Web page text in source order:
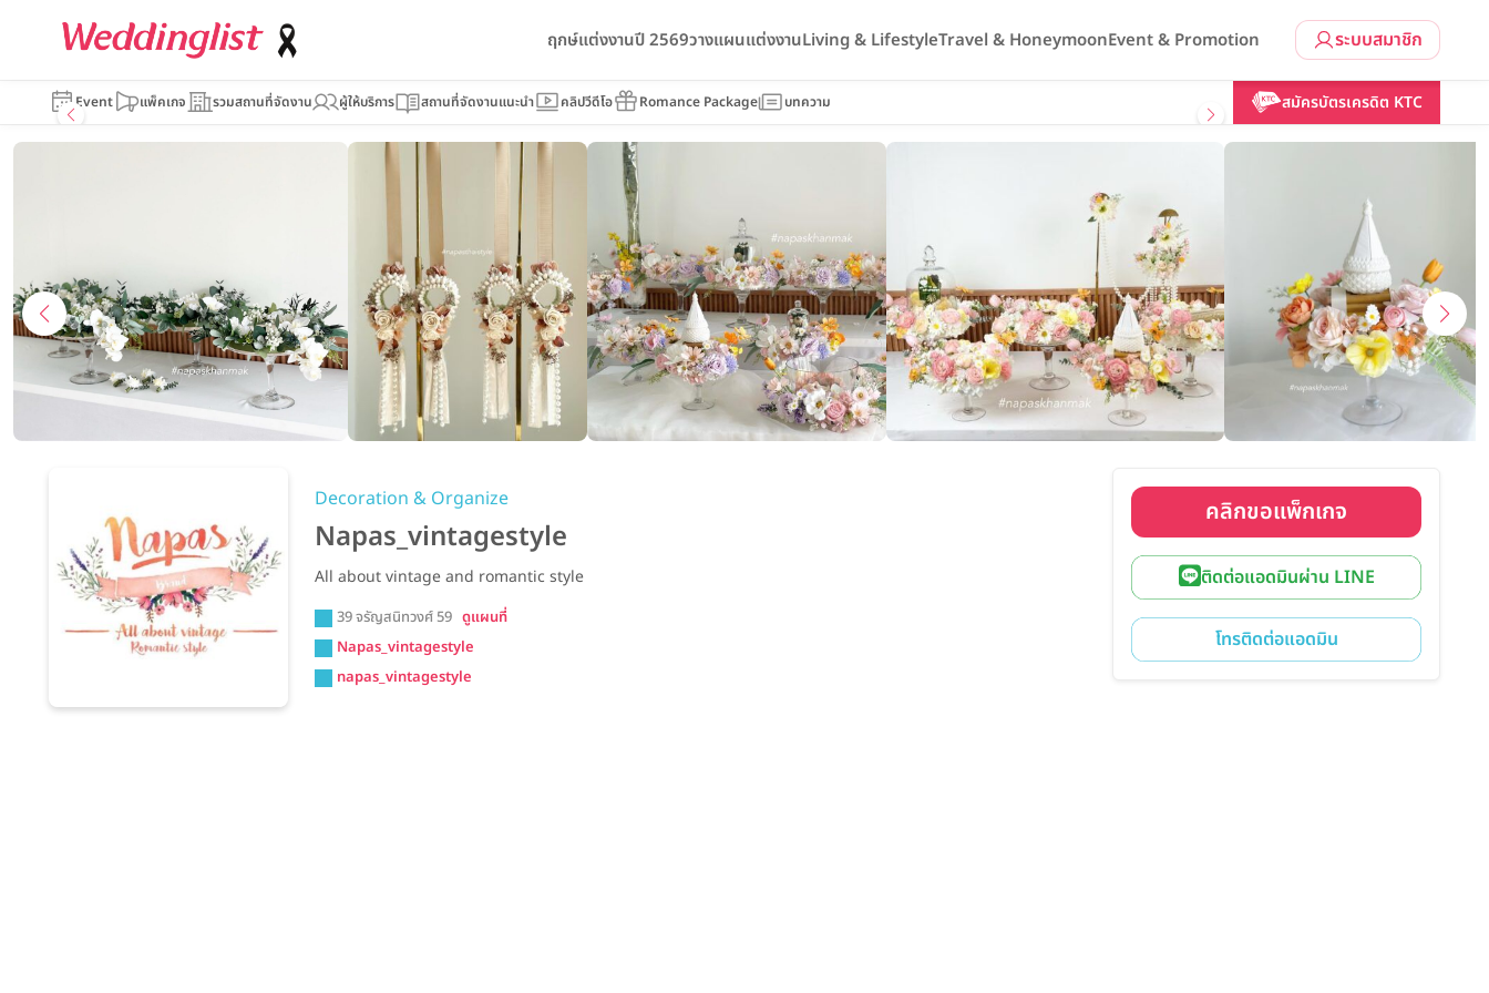
ระบบสมาชิก
ฤกษ์แต่งงานปี 2569วางแผนแต่งงานLiving & LifestyleTravel & HoneymoonEvent & Promotion
Event แพ็คเกจ รวมสถานที่จัดงาน ผู้ให้บริการ สถานที่จัดงานแนะนำ คลิปวีดีโอ Romance Package บทความ สมัครบัตรเครดิต KTC
Napas_vintagestyle คลิกขอแพ็กเกจ
Decoration & Organize
Napas_vintagestyle
All about vintage and romantic style
39 จรัญสนิทวงศ์ 59 ดูแผนที่
Napas_vintagestyle
napas_vintagestyle
คลิกขอแพ็กเกจ
ติดต่อแอดมินผ่าน LINE
โทรติดต่อแอดมิน